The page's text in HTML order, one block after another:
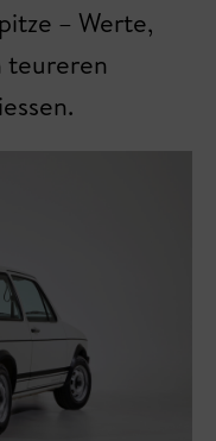
– Werte,
teureren